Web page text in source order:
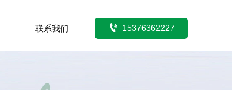
联系我们  15376362227